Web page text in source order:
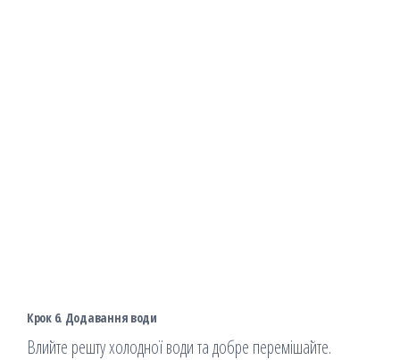
Крок 6. Додавання води
Влийте решту холодної води та добре перемішайте.